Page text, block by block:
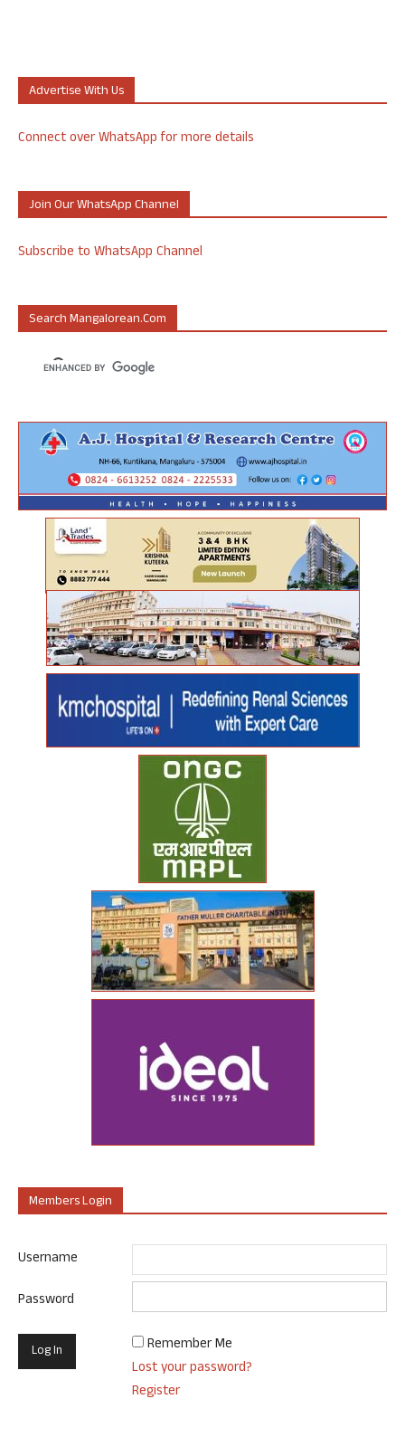
Advertise With Us
Connect over WhatsApp for more details
Join Our WhatsApp Channel
Subscribe to WhatsApp Channel
Search Mangalorean.com
Members Login
Username
Password
Remember Me
Lost your password?
Register